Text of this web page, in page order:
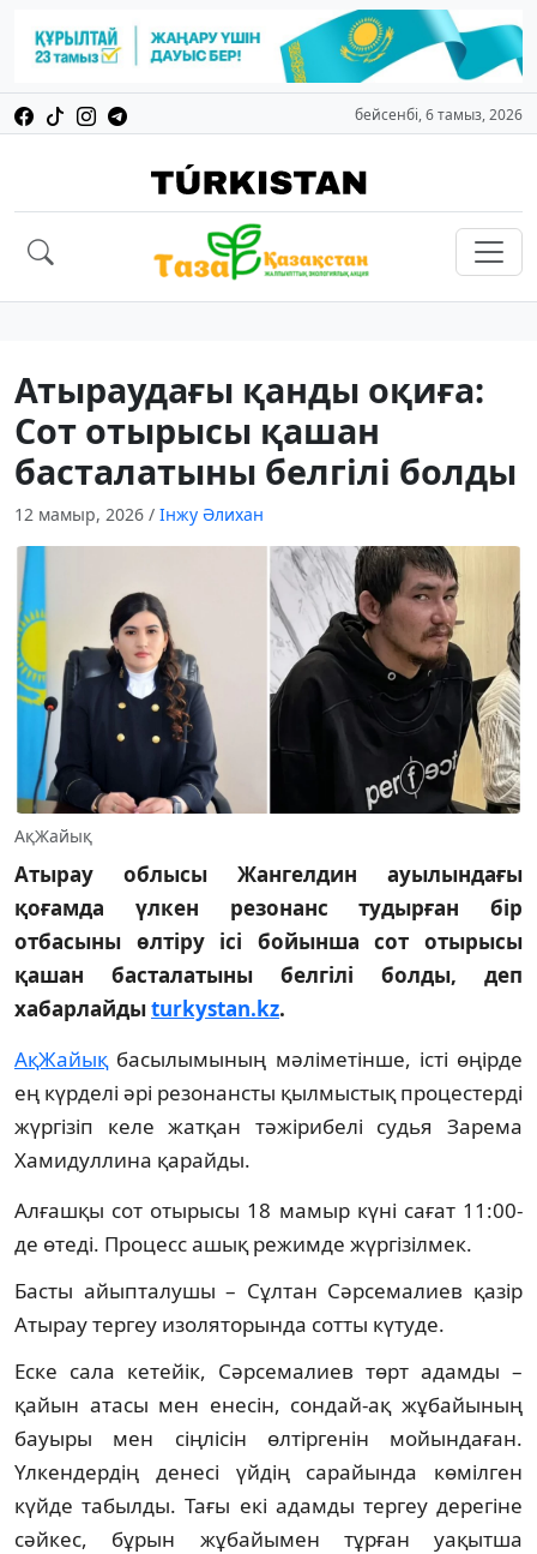
бейсенбі, 6 тамыз, 2026
Атыраудағы қанды оқиға:
Сот отырысы қашан
басталатыны белгілі болды
12 мамыр, 2026 / Інжу Әлихан
АқЖайық
Атырау облысы Жангелдин ауылындағы
қоғамда үлкен резонанс тудырған бір
отбасыны өлтіру ісі бойынша сот отырысы
қашан басталатыны белгілі болды, деп
хабарлайдыturkystan.kz.
АқЖайықбасылымының мәліметінше, істі өңірде
ең күрделі әрі резонансты қылмыстық процестерді
жүргізіп келе жатқан тәжірибелі судья Зарема
Хамидуллина қарайды.
Алғашқы сот отырысы 18 мамыр күні сағат 11:00-
де өтеді. Процесс ашық режимде жүргізілмек.
Басты айыпталушы – Сұлтан Сәрсемалиев қазір
Атырау тергеу изоляторында сотты күтуде.
Еске сала кетейік, Сәрсемалиев төрт адамды –
қайын атасы мен енесін, сондай-ақ жұбайының
бауыры мен сіңлісін өлтіргенін мойындаған.
Үлкендердің денесі үйдің сарайында көмілген
күйде табылды. Тағы екі адамды тергеу дерегіне
сәйкес, бұрын жұбайымен тұрған уақытша